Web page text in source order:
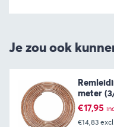
Je zou ook
meter
€17,95
€14,83